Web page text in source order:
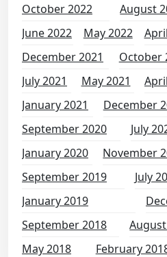
October 2022
August
June 2022
May 2022
December 2021
October
July 2021
May 2021
January 2021
December
September 2020
July
January 2020
November
September 2019
July
January 2019
September 2018
May 2018
February